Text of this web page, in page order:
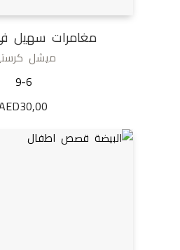
مغامرات سهيل
ميشل
9-6
AED30,00